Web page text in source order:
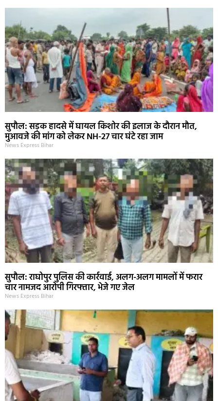
सुपौल: सड़क हादसे में घायल किशोर की इलाज के दौरान मौत,
मुआवजे की मांग को लेकर NH-27 चार घंटे रहा जाम
News Express Bihar
सुपौल: राघोपुर पुलिस की कार्रवाई, अलग-अलग मामलों में फरार
चार नामजद आरोपी गिरफ्तार, भेजे गए जेल
News Express Bihar